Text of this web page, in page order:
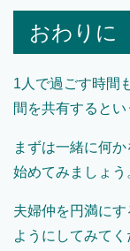
おわりに
1人で過ごす時間
間を共有するとい
まずは一緒に何
始めてみましょう
夫婦仲を円満に
ようにしてみてく